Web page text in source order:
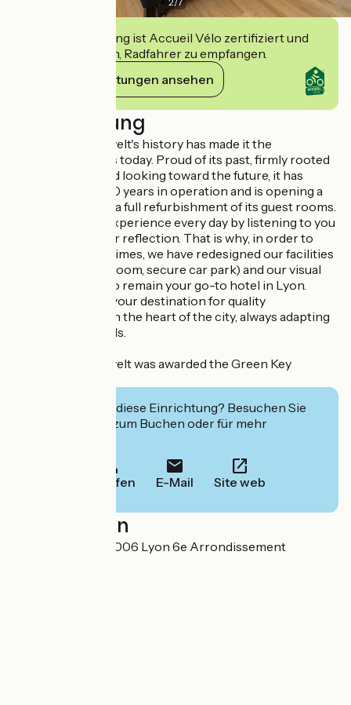
Diese Einrichtung ist Accueil Vélo zertifiziert und
verpflichtet sich, Radfahrer zu empfangen.
Ihre Verpflichtungen ansehen
Beschreibung
The Hôtel Roosevelt's history has made it the
establishment it is today. Proud of its past, firmly rooted
in the present, and looking toward the future, it has
evolved over its 50 years in operation and is opening a
new chapter with a full refurbishment of its guest rooms.
We build on our experience every day by listening to you
and taking time for reflection. That is why, in order to
keep up with the times, we have redesigned our facilities
(Wifi, Bar, fitness room, secure car park) and our visual
identity in order to remain your go-to hotel in Lyon.
The Roosevelt is your destination for quality
accommodation in the heart of the city, always adapting
to meet your needs.
The Hôtel Roosevelt was awarded the Green Key
Interessiert Sie diese Einrichtung? Besuchen Sie
deren Website zum Buchen oder für mehr
Anrufen E-Mail Site web
Localisation
48 rue de Sèze 69006 Lyon 6e Arrondissement